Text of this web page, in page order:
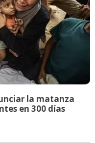
la matanza
en 300 días